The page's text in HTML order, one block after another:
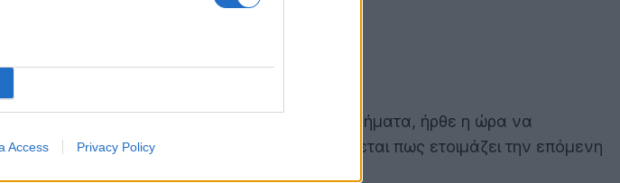
Access Privacy Policy
και τους δρόμους με ηλεκτρικά οχήματα, ήρθε η ώρα να
μόλις σήμερα, η SpaceX φαίνεται πως ετοιμάζει την επόμενη